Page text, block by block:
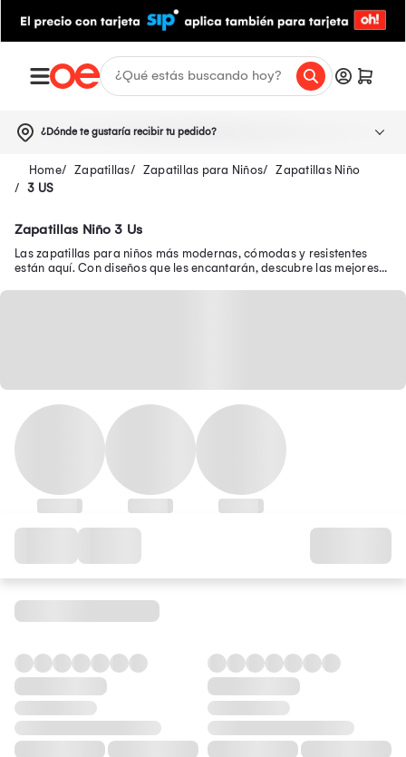
¿Dónde te gustaría recibir tu pedido?
Zapatillas Zapatillas para Niños
Zapatillas Niño
3 US
Zapatillas Niño 3 Us
Las zapatillas para niños más modernas, cómodas y resistentes
están aquí. Con diseños que les encantarán, descubre las mejores